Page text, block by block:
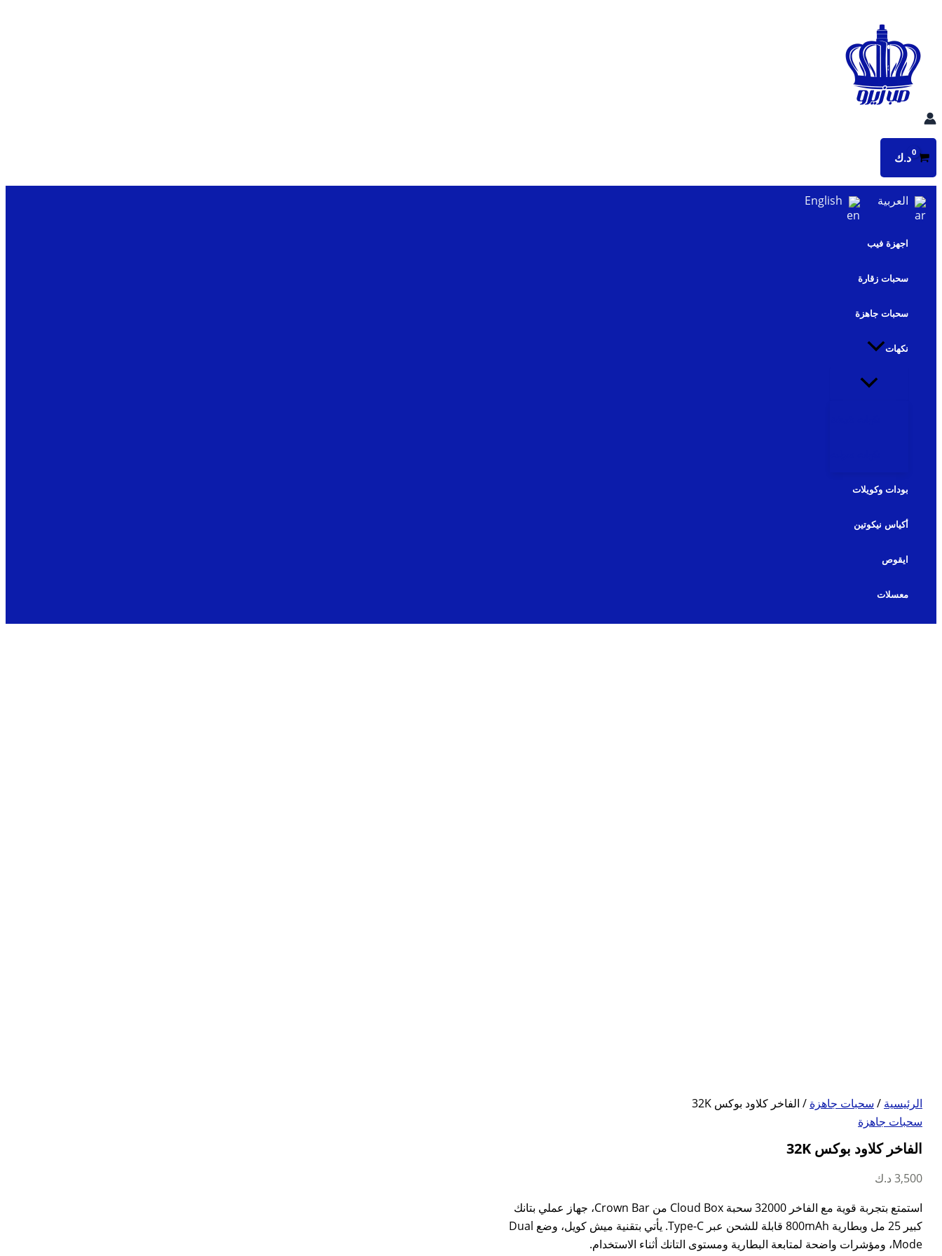
المحتوى
د.ك
العربية English
اجهزة فيب
سحبات زقارة
سحبات جاهزة
نكهات
بودات وكويلات
أكياس نيكوتين
ايقوص
معسلات
الرئيسية / سحبات جاهزة / الفاخر كلاود بوكس 32K
سحبات جاهزة
الفاخر كلاود بوكس 32K
3,500 د.ك
استمتع بتجربة قوية مع الفاخر 32000 سحبة Cloud Box من Crown Bar، جهاز عملي بتانك
كبير 25 مل وبطارية 800mAh قابلة للشحن عبر Type-C. يأتي بتقنية ميش كويل، وضع Dual
Mode، ومؤشرات واضحة لمتابعة البطارية ومستوى التانك أثناء الاستخدام.